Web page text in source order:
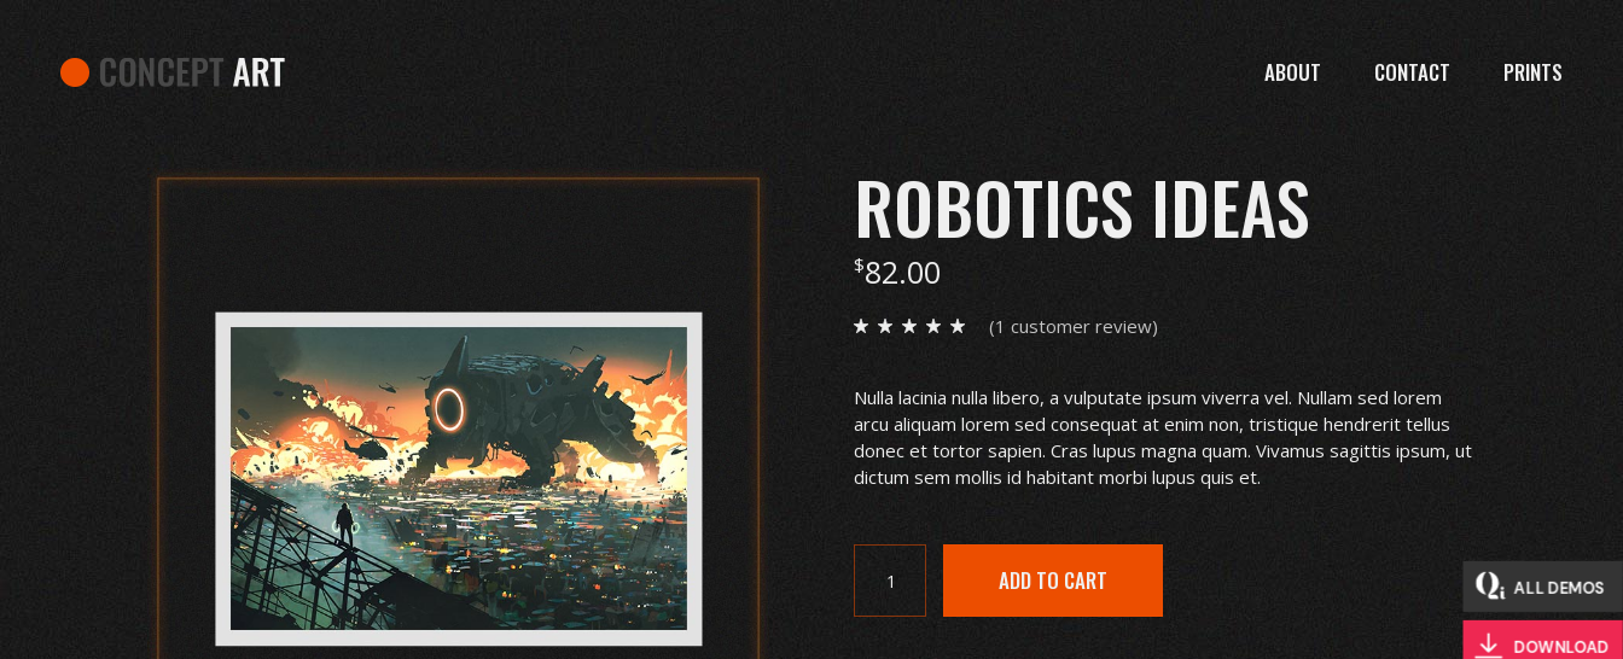
ALL DEMOS
DOWNLOAD
ABOUT CONTACT PRINTS
ROBOTICS IDEAS
$82.00
(1 customer review)
Nulla lacinia nulla libero, a vulputate ipsum viverra vel. Nullam sed lorem
arcu aliquam lorem sed consequat at enim non, tristique hendrerit tellus
donec et tortor sapien. Cras lupus magna quam. Vivamus sagittis ipsum, ut
dictum sem mollis id habitant morbi lupus quis et.
ADD TO CART